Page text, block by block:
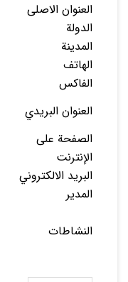
العنوان الاصلی
الدولة
المدينة
الهاتف
الفاكس
العنوان البريدي
الصفحة على
الإنترنت
البريد الالكتروني
المدير
النشاطات